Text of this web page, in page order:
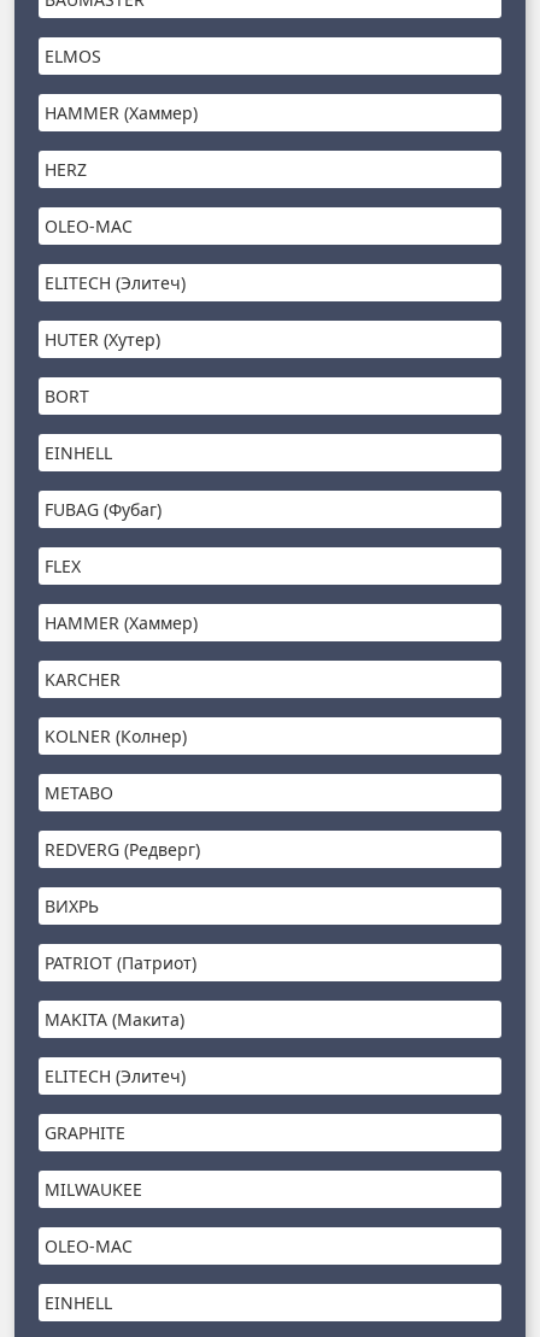
ELMOS
HAMMER (Хаммер)
HERZ
OLEO-MAC
ELITECH (Элитеч)
HUTER (Хутер)
BORT
EINHELL
FUBAG (Фубаг)
FLEX
HAMMER (Хаммер)
KARCHER
KOLNER (Колнер)
METABO
REDVERG (Редверг)
ВИХРЬ
PATRIOT (Патриот)
MAKITA (Макита)
ELITECH (Элитеч)
GRAPHITE
MILWAUKEE
OLEO-MAC
EINHELL